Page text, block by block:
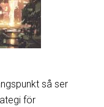
så ser
för